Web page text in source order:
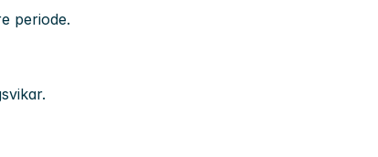
periode.